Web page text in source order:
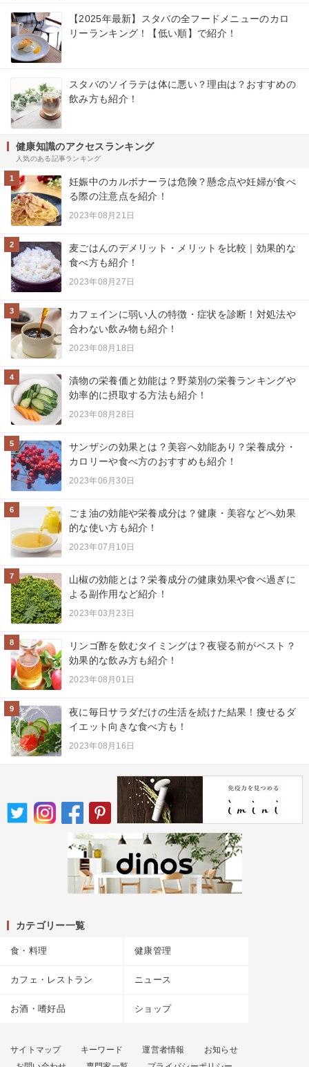
【2025年最新】スタバの全フードメニューのカロ
リーランキング！【低い順】で紹介！
スタバのソイラテは体に悪い？理由は？おすすめの
飲み方も紹介！
健康知識のアクセスランキング
人気のある記事ランキング
1
妊娠中のカルボナーラは危険？懸念点や妊婦が食べ
る際の注意点を紹介！
2023年08月21日
2
麦ごはんのデメリット・メリットを比較｜効果的な
食べ方も紹介！
2023年08月27日
3
カフェインに弱い人の特徴・症状を診断！対処法や
合わない飲み物も紹介！
2023年08月18日
4
漬物の栄養価と効能は？野菜別の栄養ランキングや
効率的に摂取する方法も紹介！
2023年08月28日
5
サンザシの効果とは？美容へ効能あり？栄養成分・
カロリーや食べ方のおすすめも紹介！
2023年06月30日
6
ごま油の効能や栄養成分は？健康・美容などへ効果
的な使い方も紹介！
2023年07月10日
7
山椒の効能とは？栄養成分の健康効果や食べ過ぎに
よる副作用など紹介！
2023年03月23日
8
リンゴ酢を飲むタイミングは？夜寝る前がベスト？
効果的な飲み方も紹介！
2023年08月01日
9
夜に毎日サラダだけの生活を続けた結果！痩せるダ
イエット向きな食べ方も！
2023年08月16日
カテゴリー一覧
食・料理 健康管理
カフェ・レストラン ニュース
お酒・嗜好品 ショップ
サイトマップ キーワード 運営者情報
お知らせ